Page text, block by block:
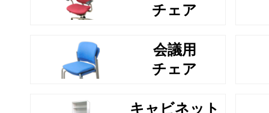
チェア
会議用
チェア
キャビネット